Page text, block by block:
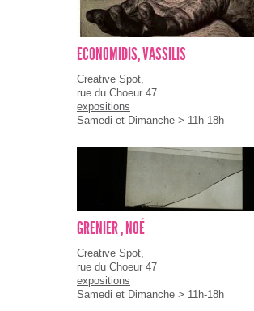
ECONOMIDIS, VASSILIS
Creative Spot,
rue du Choeur 47
expositions
Samedi et Dimanche > 11h-18h
GRENIER , NOÉ
Creative Spot,
rue du Choeur 47
expositions
Samedi et Dimanche > 11h-18h